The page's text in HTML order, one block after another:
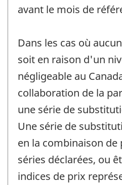
avant le mois de
Dans les cas où
soit en raison d'un
négligeable au
collaboration de la
une série de
Une série de
en la combinaison de
séries déclarées, ou
indices de prix